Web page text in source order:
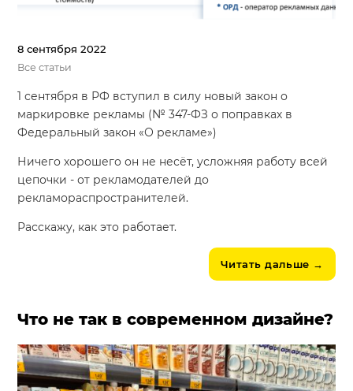
8 сентября 2022
Все статьи
1 сентября в РФ вступил в силу новый закон о
маркировке рекламы (№ 347-ФЗ о поправках в
Федеральный закон «О рекламе»)
Ничего хорошего он не несёт, усложняя работу всей
цепочки - от рекламодателей до
рекламораспространителей.
Расскажу, как это работает.
Читать дальше →
Что не так в современном дизайне?